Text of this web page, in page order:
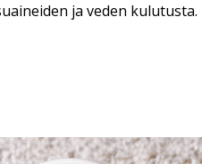
ja veden kulutusta.